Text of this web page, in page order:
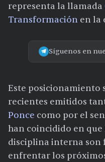
representa la llamada
Transformación en la
Síguenos en
Este posicionamiento
recientes emitidos
Ponce como por el
han coincidido en
disciplina interna son
enfrentar los